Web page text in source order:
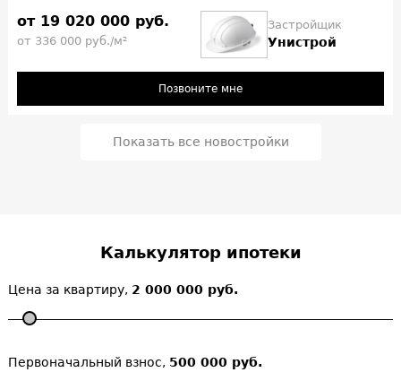
от 19 020 000 руб.
от 336 000 руб./м²
Застройщик
Унистрой
Позвоните мне
Показать все новостройки
Калькулятор ипотеки
Цена за квартиру, 2 000 000 руб.
Первоначальный взнос, 500 000 руб.